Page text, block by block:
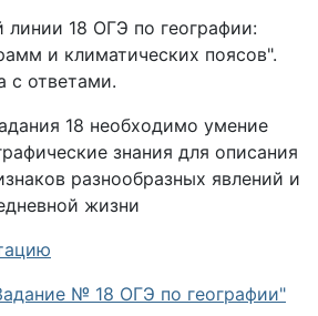
линии 18 ОГЭ по географии:
и климатических поясов".
с ответами.
18 необходимо умение
знания для описания
разнообразных явлений и
жизни
№ 18 ОГЭ по географии"